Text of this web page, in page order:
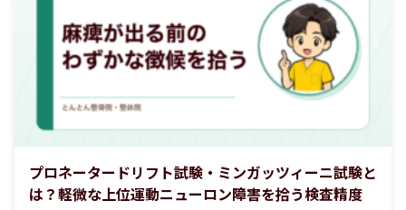
プロネータードリフト試験・ミンガッツィーニ試験と
は？軽微な上位運動ニューロン障害を拾う検査精度